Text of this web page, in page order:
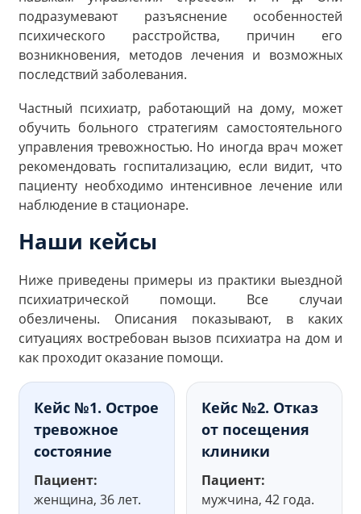
подразумевают разъяснение особенностей
психического расстройства, причин его
возникновения, методов лечения и возможных
последствий заболевания.
Частный психиатр, работающий на дому, может
обучить больного стратегиям самостоятельного
управления тревожностью. Но иногда врач может
рекомендовать госпитализацию, если видит, что
пациенту необходимо интенсивное лечение или
наблюдение в стационаре.
Наши кейсы
Ниже приведены примеры из практики выездной
психиатрической помощи. Все случаи
обезличены. Описания показывают, в каких
ситуациях востребован вызов психиатра на дом и
как проходит оказание помощи.
Кейс №1. Острое
тревожное
состояние
Пациент:
женщина, 36 лет.
Кейс №2. Отказ
от посещения
клиники
Пациент:
мужчина, 42 года.